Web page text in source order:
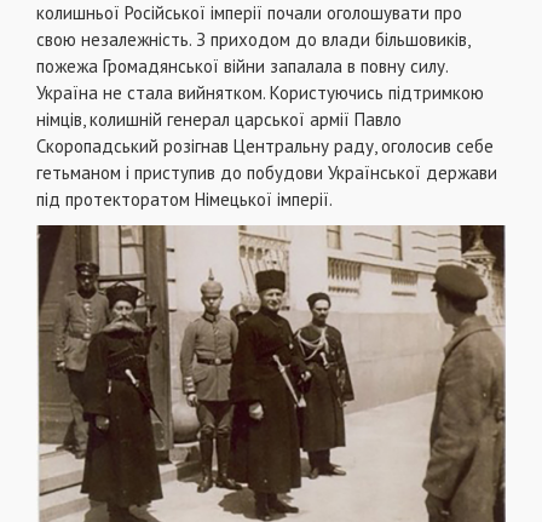
колишньої Російської імперії почали оголошувати про
свою незалежність. З приходом до влади більшовиків,
пожежа Громадянської війни запалала в повну силу.
Україна не стала вийнятком. Користуючись підтримкою
німців, колишній генерал царської армії Павло
Скоропадський розігнав Центральну раду, оголосив себе
гетьманом і приступив до побудови Української держави
під протекторатом Німецької імперії.